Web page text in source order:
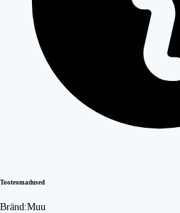
Tooteomadused
Bränd:Muu